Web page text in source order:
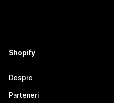
Shopify
Despre
Parteneri